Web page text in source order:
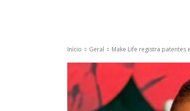
Início Geral Make Life registra patentes